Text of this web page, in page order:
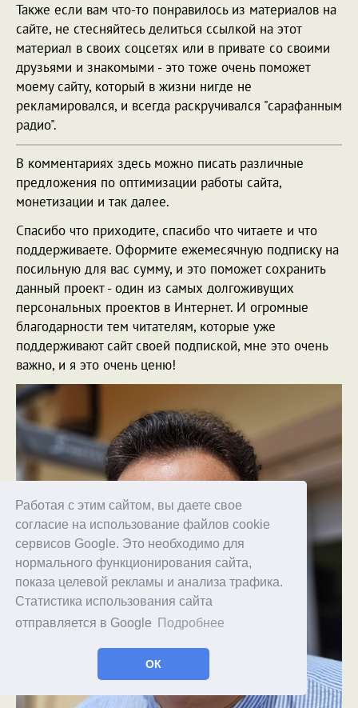
Работая с этим сайтом, вы даете свое
согласие на использование файлов cookie
сервисов Google. Это необходимо для
нормального функционирования сайта,
показа целевой рекламы и анализа трафика.
Статистика использования сайта
отправляется в Google
Подробнее
ОК
Также если вам что-то понравилось из материалов на
сайте, не стесняйтесь делиться ссылкой на этот
материал в своих соцсетях или в привате со своими
друзьями и знакомыми - это тоже очень поможет
моему сайту, который в жизни нигде не
рекламировался, и всегда раскручивался "сарафанным
радио".
В комментариях здесь можно писать различные
предложения по оптимизации работы сайта,
монетизации и так далее.
Спасибо что приходите, спасибо что читаете и что
поддерживаете. Оформите ежемесячную подписку на
посильную для вас сумму, и это поможет сохранить
данный проект - один из самых долгоживущих
персональных проектов в Интернет. И огромные
благодарности тем читателям, которые уже
поддерживают сайт своей подпиской, мне это очень
важно, и я это очень ценю!